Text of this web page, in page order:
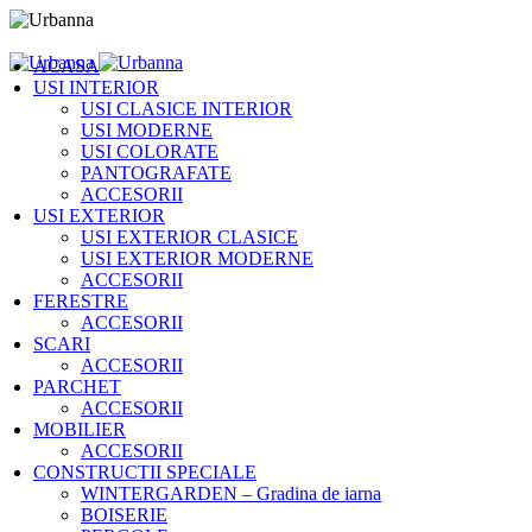
ACASA
USI INTERIOR
USI CLASICE INTERIOR
USI MODERNE
USI COLORATE
PANTOGRAFATE
ACCESORII
USI EXTERIOR
USI EXTERIOR CLASICE
USI EXTERIOR MODERNE
ACCESORII
FERESTRE
ACCESORII
SCARI
ACCESORII
PARCHET
ACCESORII
MOBILIER
ACCESORII
CONSTRUCTII SPECIALE
WINTERGARDEN – Gradina de iarna
BOISERIE